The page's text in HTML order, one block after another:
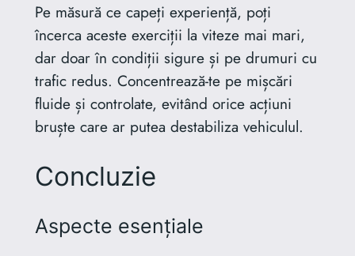
Pe măsură ce capeți experiență, poți
încerca aceste exerciții la viteze mai mari,
dar doar în condiții sigure și pe drumuri cu
trafic redus. Concentrează-te pe mișcări
fluide și controlate, evitând orice acțiuni
bruște care ar putea destabiliza vehiculul.
Concluzie
Aspecte esențiale